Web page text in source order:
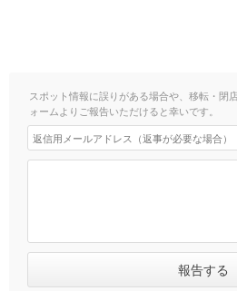
スポット情報に誤りがある場合や、移転・閉
ォームよりご報告いただけると幸いです。